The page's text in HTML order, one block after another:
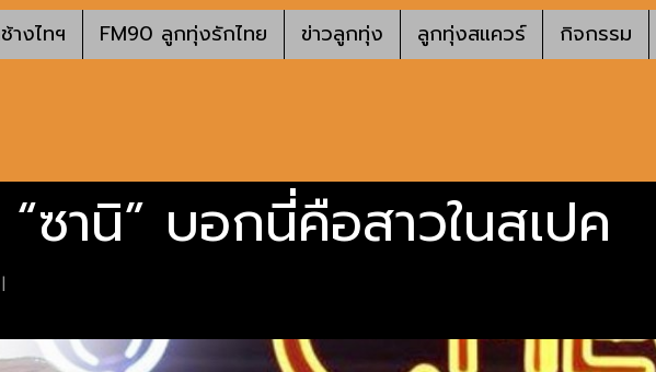
างไทฯ FM90 ลูกทุ่งรักไทย ข่าวลูกทุ่ง ลูกทุ่งสแควร์ กิจกรรม
ซานิ” บอกนี่คือสาวในสเปค
|